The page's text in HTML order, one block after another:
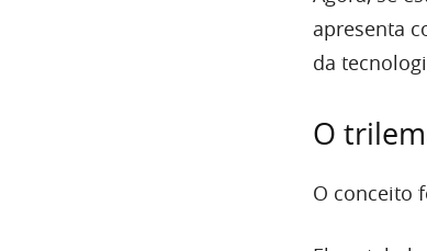
apresenta
da
O
O conceito